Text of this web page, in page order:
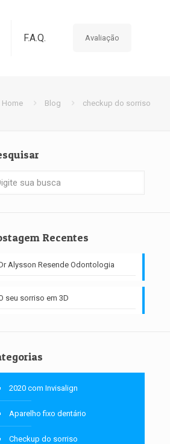
F.A.Q. Avaliação
Home Blog checkup do sorriso
Recentes
Alysson Resende Odontologia
seu sorriso em 3D
2020 com Invisalign
Aparelho fixo dentário
Checkup do sorriso